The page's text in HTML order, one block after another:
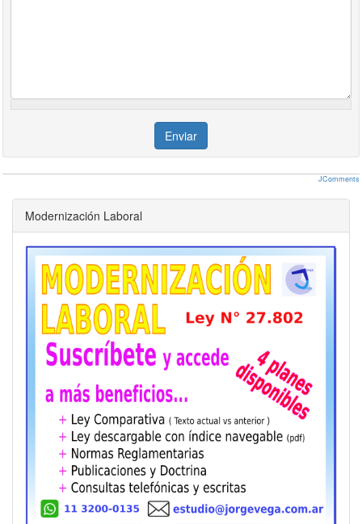
Enviar
JComments
Modernización Laboral